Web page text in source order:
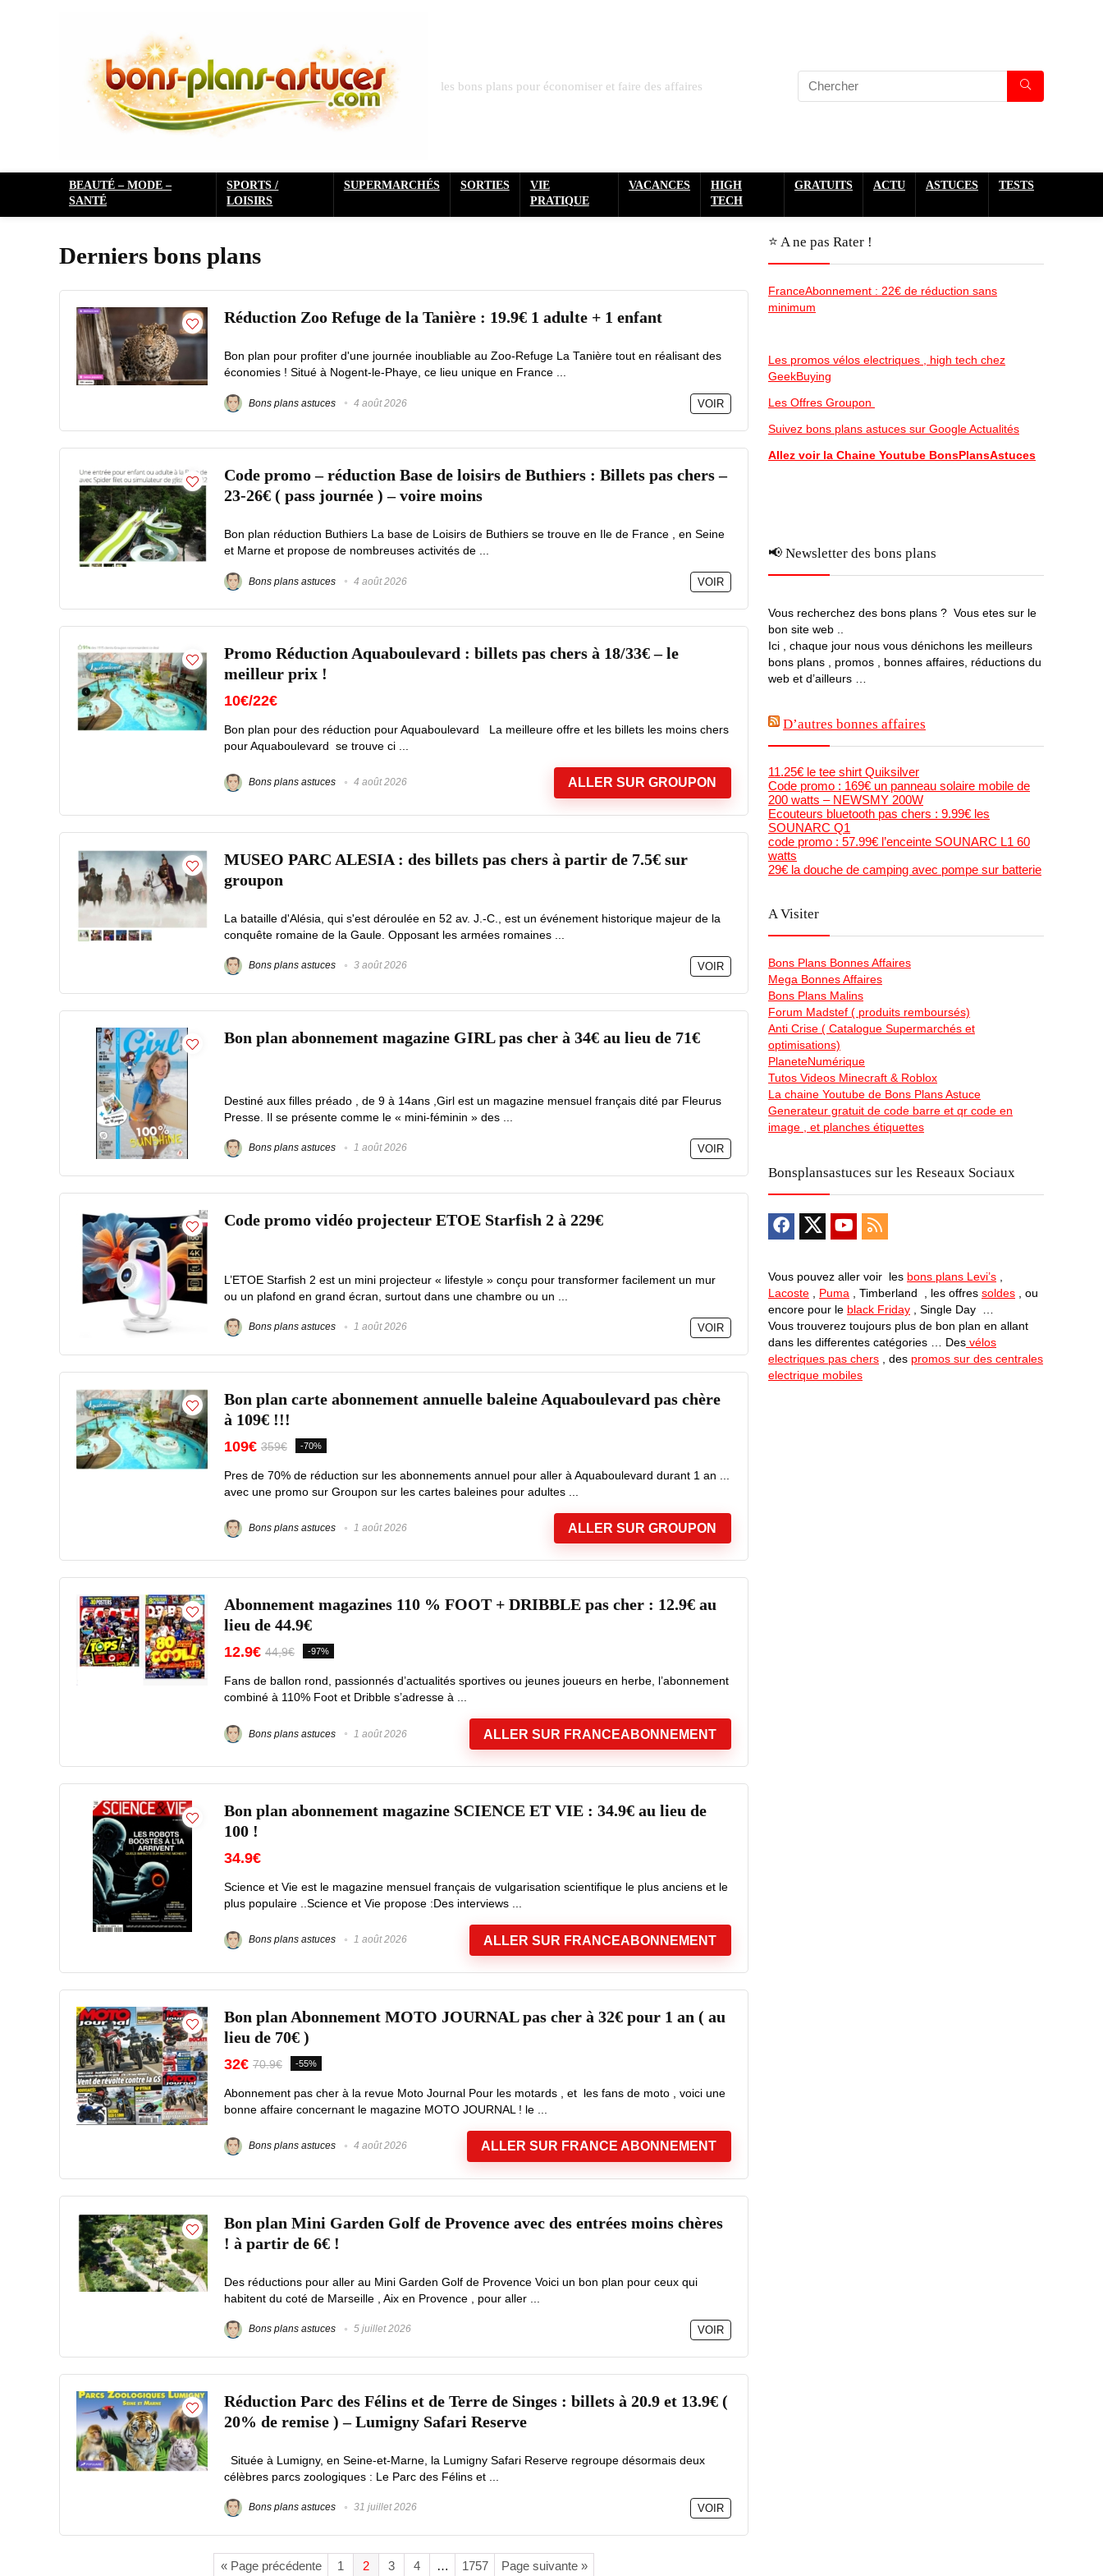
les bons plans pour économiser et faire des affaires
BEAUTÉ – MODE –
SANTÉ
SPORTS /
LOISIRS
SUPERMARCHÉS SORTIES
VIE
PRATIQUE
VACANCES
HIGH
TECH
GRATUITS ACTU ASTUCES TESTS
Derniers bons plans
Réduction Zoo Refuge de la Tanière : 19.9€ 1 adulte + 1 enfant
Bon plan pour profiter d'une journée inoubliable au Zoo-Refuge La Tanière tout en réalisant des
économies ! Situé à Nogent-le-Phaye, ce lieu unique en France ...
Bons plans astuces 4 août 2026 VOIR
Code promo – réduction Base de loisirs de Buthiers : Billets pas chers –
23-26€ ( pass journée ) – voire moins
Bon plan réduction Buthiers La base de Loisirs de Buthiers se trouve en Ile de France , en Seine
et Marne et propose de nombreuses activités de ...
Bons plans astuces 4 août 2026 VOIR
Promo Réduction Aquaboulevard : billets pas chers à 18/33€ – le
meilleur prix !
10€/22€
Bon plan pour des réduction pour Aquaboulevard La meilleure offre et les billets les moins chers
pour Aquaboulevard se trouve ci ...
Bons plans astuces 4 août 2026 ALLER SUR GROUPON
MUSEO PARC ALESIA : des billets pas chers à partir de 7.5€ sur
groupon
La bataille d'Alésia, qui s'est déroulée en 52 av. J.-C., est un événement historique majeur de la
conquête romaine de la Gaule. Opposant les armées romaines ...
Bons plans astuces 3 août 2026 VOIR
Bon plan abonnement magazine GIRL pas cher à 34€ au lieu de 71€
Destiné aux filles préado , de 9 à 14ans ,Girl est un magazine mensuel français dité par Fleurus
Presse. Il se présente comme le « mini-féminin » des ...
Bons plans astuces 1 août 2026 VOIR
Code promo vidéo projecteur ETOE Starfish 2 à 229€
L’ETOE Starfish 2 est un mini projecteur « lifestyle » conçu pour transformer facilement un mur
ou un plafond en grand écran, surtout dans une chambre ou un ...
Bons plans astuces 1 août 2026 VOIR
Bon plan carte abonnement annuelle baleine Aquaboulevard pas chère
à 109€ !!!
109€ 359€ -70%
Pres de 70% de réduction sur les abonnements annuel pour aller à Aquaboulevard durant 1 an ...
avec une promo sur Groupon sur les cartes baleines pour adultes ...
Bons plans astuces 1 août 2026 ALLER SUR GROUPON
Abonnement magazines 110 % FOOT + DRIBBLE pas cher : 12.9€ au
lieu de 44.9€
12.9€ 44,9€ -97%
Fans de ballon rond, passionnés d’actualités sportives ou jeunes joueurs en herbe, l’abonnement
combiné à 110% Foot et Dribble s’adresse à ...
Bons plans astuces 1 août 2026 ALLER SUR FRANCEABONNEMENT
Bon plan abonnement magazine SCIENCE ET VIE : 34.9€ au lieu de
100 !
34.9€
Science et Vie est le magazine mensuel français de vulgarisation scientifique le plus anciens et le
plus populaire ..Science et Vie propose :Des interviews ...
Bons plans astuces 1 août 2026 ALLER SUR FRANCEABONNEMENT
Bon plan Abonnement MOTO JOURNAL pas cher à 32€ pour 1 an ( au
lieu de 70€ )
32€ 70.9€ -55%
Abonnement pas cher à la revue Moto Journal Pour les motards , et les fans de moto , voici une
bonne affaire concernant le magazine MOTO JOURNAL ! le ...
Bons plans astuces 4 août 2026 ALLER SUR FRANCE ABONNEMENT
Bon plan Mini Garden Golf de Provence avec des entrées moins chères
! à partir de 6€ !
Des réductions pour aller au Mini Garden Golf de Provence Voici un bon plan pour ceux qui
habitent du coté de Marseille , Aix en Provence , pour aller ...
Bons plans astuces 5 juillet 2026 VOIR
Réduction Parc des Félins et de Terre de Singes : billets à 20.9 et 13.9€ (
20% de remise ) – Lumigny Safari Reserve
Située à Lumigny, en Seine-et-Marne, la Lumigny Safari Reserve regroupe désormais deux
célèbres parcs zoologiques : Le Parc des Félins et ...
Bons plans astuces 31 juillet 2026 VOIR
« Page précédente 1 2 3 4 … 1757 Page suivante »
⭐️ A ne pas Rater !
FranceAbonnement : 22€ de réduction sans
minimum
Les promos vélos electriques , high tech chez
GeekBuying
Les Offres Groupon
Suivez bons plans astuces sur Google Actualités
Allez voir la Chaine Youtube BonsPlansAstuces
📢 Newsletter des bons plans
Vous recherchez des bons plans ? Vous etes sur le
bon site web ..
Ici , chaque jour nous vous dénichons les meilleurs
bons plans , promos , bonnes affaires, réductions du
web et d’ailleurs …
D’autres bonnes affaires
11.25€ le tee shirt Quiksilver
Code promo : 169€ un panneau solaire mobile de
200 watts – NEWSMY 200W
Ecouteurs bluetooth pas chers : 9.99€ les
SOUNARC Q1
code promo : 57.99€ l’enceinte SOUNARC L1 60
watts
29€ la douche de camping avec pompe sur batterie
A Visiter
Bons Plans Bonnes Affaires
Mega Bonnes Affaires
Bons Plans Malins
Forum Madstef ( produits remboursés)
Anti Crise ( Catalogue Supermarchés et
optimisations)
PlaneteNumérique
Tutos Videos Minecraft & Roblox
La chaine Youtube de Bons Plans Astuce
Generateur gratuit de code barre et qr code en
image , et planches étiquettes
Bonsplansastuces sur les Reseaux Sociaux
Vous pouvez aller voir les bons plans Levi’s
Lacoste
Puma , Timberland , les offres soldes , ou
encore pour le black Friday , Single Day …
Vous trouverez toujours plus de bon plan en allant
dans les differentes catégories … Des vélos
electriques pas chers , des promos sur des centrales
electrique mobiles